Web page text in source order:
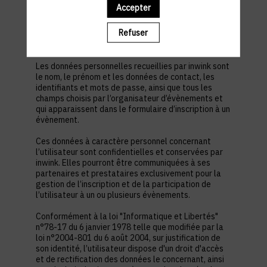
s’inscrire à un évènement, d’accéder au site d’un
évènement, et de consulter les informations
relatives à l’organisation pratique et logistique d’un
Les données personnelles recueillies par inwink sont
le nom, le prénom et les données de contact, les
identifiants et mots de passe, ainsi que tous les
champs choisis par l’organisateur d’évènements et
qui apparaissent dans le formulaire d’inscription à un
évènement.
Ces données à caractère personnel concernant
l’utilisateur sont confidentielles et conservées par
inwink. Elles pourront être communiquées à ses
partenaires et prestataires exclusivement pour la
gestion de l’inscription et de la participation de
l’utilisateur à un ou plusieurs évènements.
Conformément à la loi "Informatique et Libertés"
n°78-17 du 6 janvier 1978 telle que modifiée par la
loi n°2004-801 du 6 août 2004, sur justification de
son identité, l’utilisateur dispose d'un droit d'accès
et de rectification des données le concernant, ainsi
Accepter
Refuser